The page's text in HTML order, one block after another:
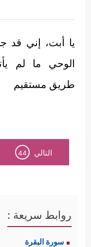
يا أبت، إني قد
الوحي ما لم
طريق مستقيم
التالي 44
روابط سريعة :
سورة البقرة